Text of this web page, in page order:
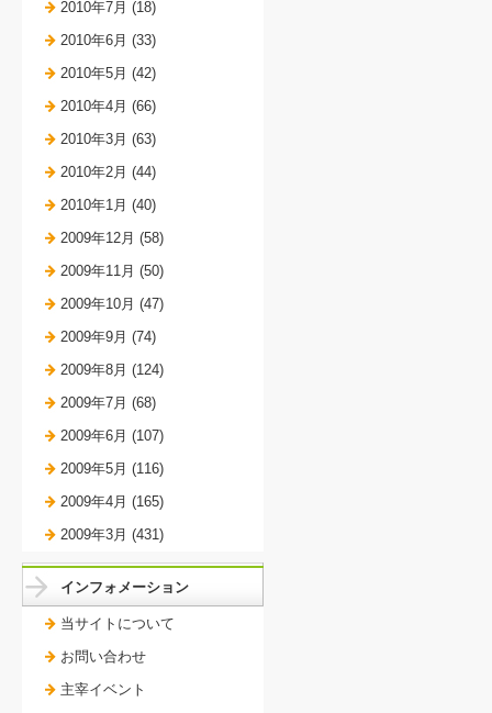
2010年7月 (18)
2010年6月 (33)
2010年5月 (42)
2010年4月 (66)
2010年3月 (63)
2010年2月 (44)
2010年1月 (40)
2009年12月 (58)
2009年11月 (50)
2009年10月 (47)
2009年9月 (74)
2009年8月 (124)
2009年7月 (68)
2009年6月 (107)
2009年5月 (116)
2009年4月 (165)
2009年3月 (431)
インフォメーション
当サイトについて
お問い合わせ
主宰イベント